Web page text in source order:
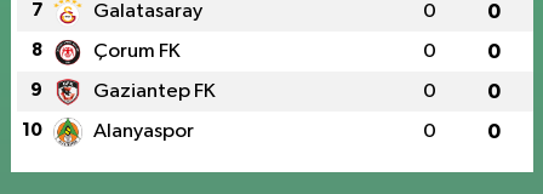
7 Galatasaray 0 0
8 Çorum FK 0 0
9 Gaziantep FK 0 0
10 Alanyaspor 0 0